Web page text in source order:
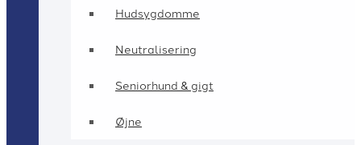
Hudsygdomme
Neutralisering
Seniorhund & gigt
Øjne